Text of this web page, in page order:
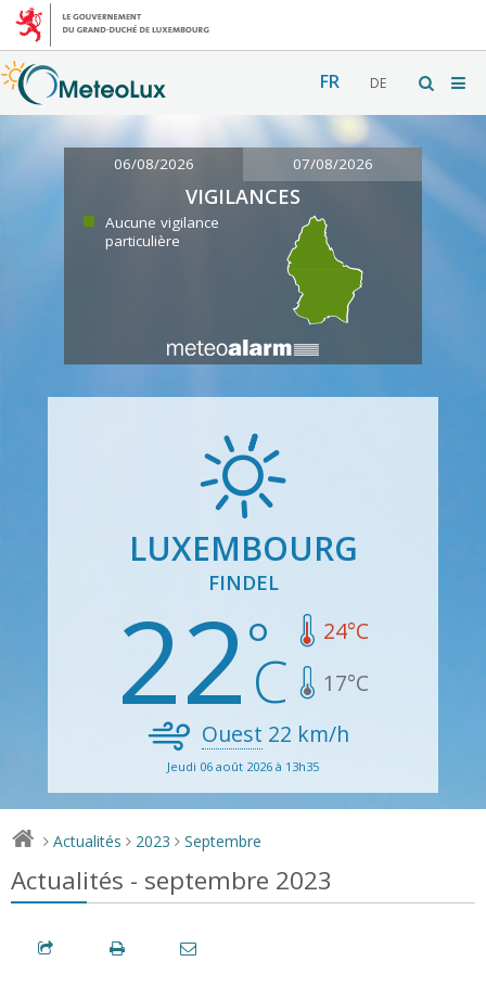
FR DE
06/08/2026 07/08/2026
VIGILANCES
Aucune vigilance
particulière
LUXEMBOURG
FINDEL
22 24°C
17°C
Ouest 22 km/h
Jeudi 06 août 2026 à 13h35
> Actualités > 2023 > Septembre
Actualités - septembre 2023